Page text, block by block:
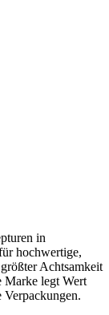
in
hochwertige,
Achtsamkeit
legt Wert